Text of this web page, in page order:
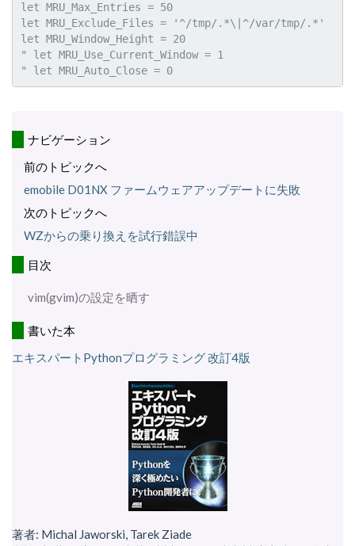
let MRU_Max_Entries = 50
let MRU_Exclude_Files = '^/tmp/.*\|^/var/tmp/.*'
let MRU_Window_Height = 20
" let MRU_Use_Current_Window = 1
ナビゲーション
前のトピックへ
emobile D01NX ファームウェアアップデートに失敗
次のトピックへ
WZからの乗り換えを試行錯誤中
目次
vim(gvim)の設定を晒す
書いた本
エキスパートPythonプログラミング 改訂4版
著者: Michal Jaworski, Tarek Ziade